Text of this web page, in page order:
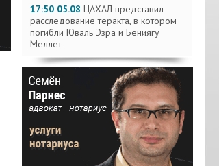
17:50 05.08 ЦАХАЛ представил
расследование теракта, в котором
погибли Юваль Эзра и Бениягу
Меллет